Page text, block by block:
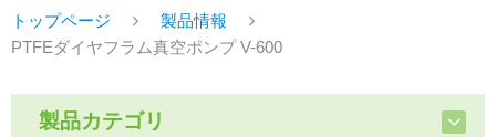
トップページ
製品情報
PTFEダイヤフラム真空ポンプ V-600
製品カテゴリ